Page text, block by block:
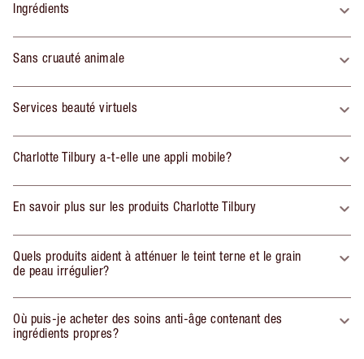
Ingrédients
Sans cruauté animale
Services beauté virtuels
Charlotte Tilbury a-t-elle une appli mobile?
En savoir plus sur les produits Charlotte Tilbury
Quels produits aident à atténuer le teint terne et le grain
de peau irrégulier?
Où puis-je acheter des soins anti-âge contenant des
ingrédients propres?